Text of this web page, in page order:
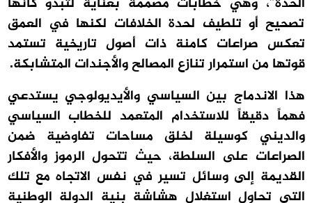
تصحيح أو تلطيف لحدة الخلافات لكنها في العمق
تعكس صراعات كامنة ذات أصول تاريخية تستمد
قوتها من استمرار تنازع المصالح والأجندات المتشابكة.
هذا الاندماج بين السياسي والأيديولوجي يستدعي
فهماً دقيقاً للاستخدام المتعمد للخطاب السياسي
والديني كوسيلة لخلق مساحات تفاوضية ضمن
الصراعات على السلطة، حيث تتحول الرموز والأفكار
القديمة إلى وسائل تسير في نفس الاتجاه مع تلك
التي تحاول استغلال هشاشة بنية الدولة الوطنية